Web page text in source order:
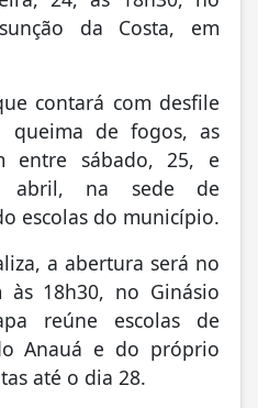
da Costa, em
contará com desfile
queima de fogos, as
entre sábado, 25, e
abril, na sede de
escolas do município.
a abertura será no
às 18h30, no Ginásio
reúne escolas de
Anauá e do próprio
até o dia 28.